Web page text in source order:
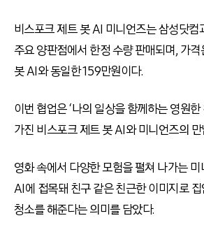
비스포크 제트 봇 AI 미니언즈는 삼성닷컴
주요 양판점에서 한정 수량 판매되며, 가
봇 AI와 동일한 159만원이다.
이번 협업은 ‘나의 일상을 함께하는 영원
가진 비스포크 제트 봇 AI와 미니언즈의
영화 속에서 다양한 모험을 펼쳐 나가는
AI에 접목돼 친구 같은 친근한 이미지로
청소를 해준다는 의미를 담았다.